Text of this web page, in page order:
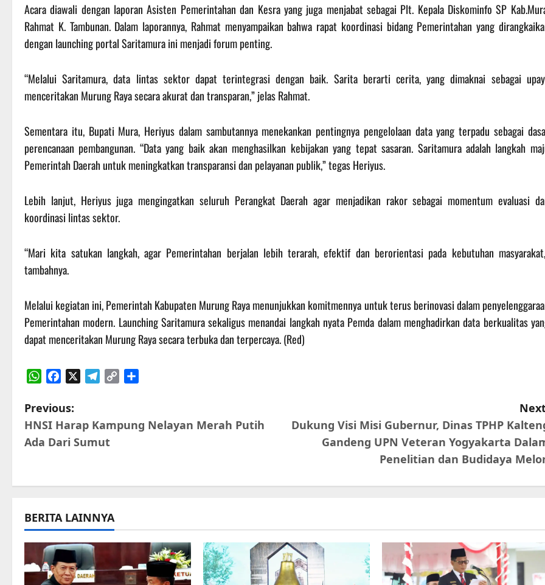
Acara diawali dengan laporan Asisten Pemerintahan dan Kesra yang juga menjabat sebagai Plt. Kepala Diskominfo SP
Rahmat K. Tambunan. Dalam laporannya, Rahmat menyampaikan bahwa rapat koordinasi bidang Pemerintahan yang
dengan launching portal Saritamura ini menjadi forum penting.
“Melalui Saritamura, data lintas sektor dapat terintegrasi dengan baik. Sarita berarti cerita, yang dimaknai sebagai
menceritakan Murung Raya secara akurat dan transparan,” jelas Rahmat.
Sementara itu, Bupati Mura, Heriyus dalam sambutannya menekankan pentingnya pengelolaan data yang terpadu sebagai
perencanaan pembangunan. “Data yang baik akan menghasilkan kebijakan yang tepat sasaran. Saritamura adalah langkah
Pemerintah Daerah untuk meningkatkan transparansi dan pelayanan publik,” tegas Heriyus.
Lebih lanjut, Heriyus juga mengingatkan seluruh Perangkat Daerah agar menjadikan rakor sebagai momentum evaluasi
koordinasi lintas sektor.
“Mari kita satukan langkah, agar Pemerintahan berjalan lebih terarah, efektif dan berorientasi pada kebutuhan
tambahnya.
Melalui kegiatan ini, Pemerintah Kabupaten Murung Raya menunjukkan komitmennya untuk terus berinovasi dalam
Pemerintahan modern. Launching Saritamura sekaligus menandai langkah nyata Pemda dalam menghadirkan data berkualitas
dapat menceritakan Murung Raya secara terbuka dan terpercaya. (Red)
P
o
t
n
a
v
Previous:
HNSI Harap Kampung Nelayan Merah Putih
Ada Dari Sumut
Dukung Visi Misi Gubernur, Dinas TPHP
Gandeng UPN Veteran Yogyakarta
Penelitian dan Budidaya
BERITA LAINNYA